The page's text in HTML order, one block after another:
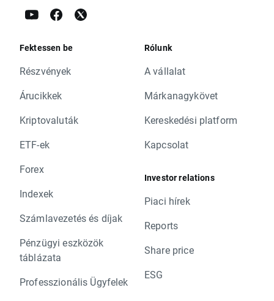
Fektessen be
Részvények
Árucikkek
Kriptovaluták
ETF-ek
Forex
Indexek
Számlavezetés és díjak
Pénzügyi eszközök
táblázata
Professzionális Ügyfelek
Rólunk
A vállalat
Márkanagykövet
Kereskedési platform
Kapcsolat
Investor relations
Piaci hírek
Reports
Share price
ESG